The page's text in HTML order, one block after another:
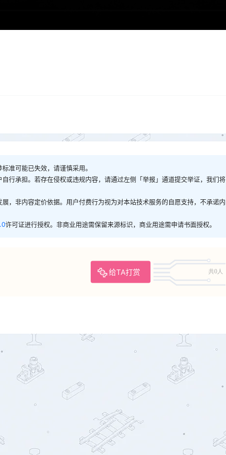
准可能已失效，请谨慎采用。
行承担。若存在侵权或违规内容，请通过左侧「举报」通道提交举证，我们将
，非内容定价依据。用户付费行为视为对本站技术服务的自愿支持，不承诺内
许可证进行授权。非商业用途需保留来源标识，商业用途需申请书面授权。
给TA打赏 共0人